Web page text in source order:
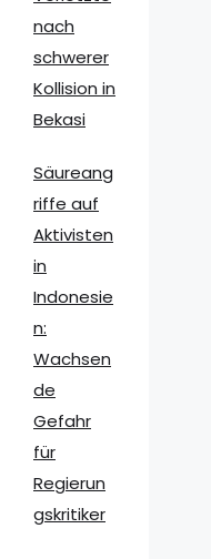
nach
schwerer
Kollision in
Bekasi
Säureang
riffe auf
Aktivisten
in
Indonesie
n:
Wachsen
de
Gefahr
für
Regierun
gskritiker